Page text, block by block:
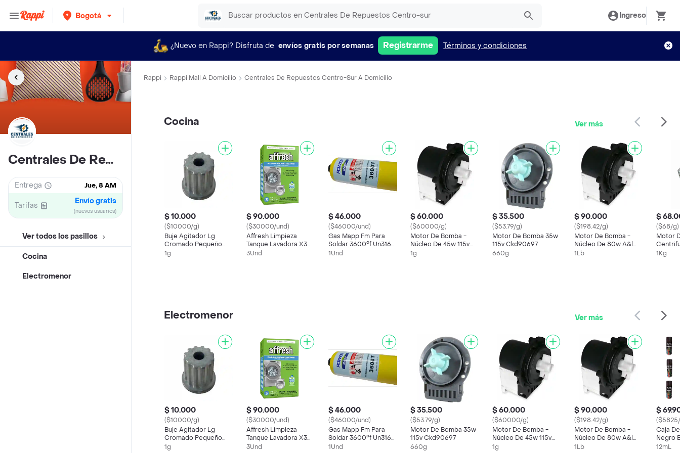
Bogotá Ingreso
¿Nuevo en Rappi? Disfruta de envíos gratis por semanas Registrarme Términos y condiciones
Centrales De Repuestos Centro-sur
Entrega Jue, 8 AM
Tarifas Envío gratis
(nuevos usuarios)
Ver todos los pasillos
Cocina
Electromenor
Rappi Rappi Mall A Domicilio Centrales De Repuestos Centro-Sur A Domicilio
Cocina Ver más
$ 10.000
($10000/g)
Buje Agitador Lg
Cromado Pequeño
Ckd91396
1g
$ 90.000
($30000/und)
Affresh Limpieza
Tanque Lavadora X3
Und W10549845
3Und
$ 46.000
($46000/und)
Gas Mapp Fm Para
Soldar 3600°f Un3161
Ckd90521
1Und
$ 60.000
($60000/g)
Motor De Bomba -
Núcleo De 45w 115v
Ckd90699
1g
$ 35.500
($53.79/g)
Motor De Bomba 35w
115v Ckd90697
660g
$ 90.000
($198.42/g)
Motor De Bomba -
Núcleo De 80w A&l
Ckd90700
1Lb
$
($68/g)
Motor
1Kg
Electromenor Ver más
$ 10.000
($10000/g)
Buje Agitador Lg
Cromado Pequeño
Ckd91396
1g
$ 90.000
($30000/und)
Affresh Limpieza
Tanque Lavadora X3
Und W10549845
3Und
$ 46.000
($46000/und)
Gas Mapp Fm Para
Soldar 3600°f Un3161
Ckd90521
1Und
$ 35.500
($53.79/g)
Motor De Bomba 35w
115v Ckd90697
660g
$ 60.000
($60000/g)
Motor De Bomba -
Núcleo De 45w 115v
Ckd90699
1g
$ 90.000
($198.42/g)
Motor De Bomba -
Núcleo De 80w A&l
Ckd90700
1Lb
$
Caja
Negro
12mL